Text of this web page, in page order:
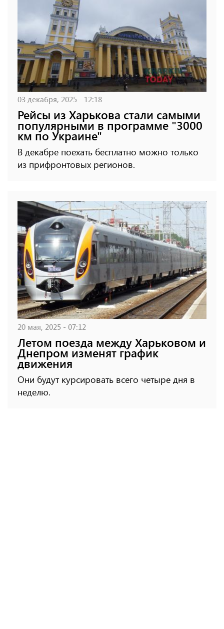
03 декабря, 2025 - 12:18
Рейсы из Харькова стали самыми
популярными в программе "3000
км по Украине"
В декабре поехать бесплатно можно только
из прифронтовых регионов.
20 мая, 2025 - 07:12
Летом поезда между Харьковом и
Днепром изменят график
движения
Они будут курсировать всего четыре дня в
неделю.